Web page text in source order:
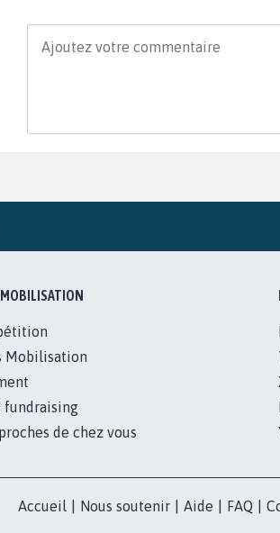
MOBILISATION
Mobilisation
fundraising
de chez vous
Accueil Nous soutenir Aide FAQ